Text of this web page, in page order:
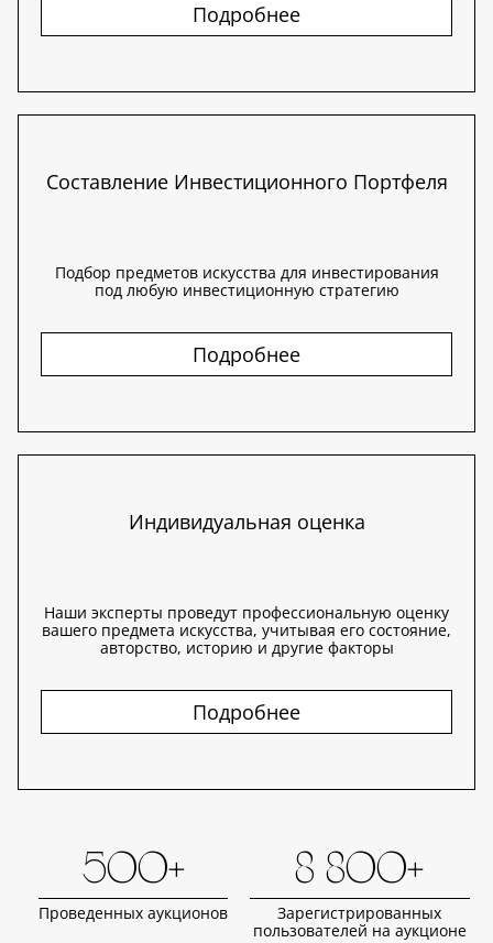
Подробнее
Составление Инвестиционного Портфеля
Подбор предметов искусства для инвестирования
под любую инвестиционную стратегию
Подробнее
Индивидуальная оценка
Наши эксперты проведут профессиональную оценку
вашего предмета искусства, учитывая его состояние,
авторство, историю и другие факторы
Подробнее
500+
Проведенных аукционов
8 800+
Зарегистрированных
пользователей на аукционе